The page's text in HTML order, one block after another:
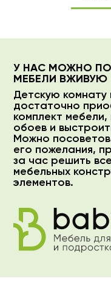
У НАС МОЖНО
МЕБЕЛИ ВЖИВУЮ
Детскую комнату
достаточно
комплект
обоев и
Можно
его пожелания,
за час решить
мебельных
элементов.